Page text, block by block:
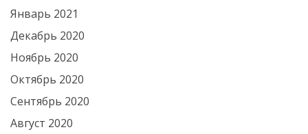
Январь 2021
Декабрь 2020
Ноябрь 2020
Октябрь 2020
Сентябрь 2020
Август 2020